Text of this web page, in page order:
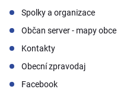
Spolky a organizace
Občan server - mapy obce
Kontakty
Obecní zpravodaj
Facebook